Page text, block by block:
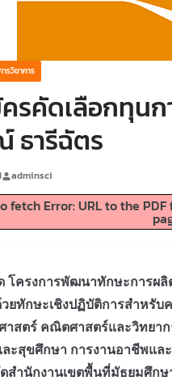
รวิชาการ
รคัดเลือกทุน
ธารีฉัตร
adminsci
fetch Error: URL to the
โครงการพัฒนาทักษะการผลิ
ยทักษะเชิงปฏิบัติการสำหรับ
าสตร์ คณิตศาสตร์และวิทยา
ะสุขศึกษา การงานอาชีพแล
สำนักงานเขตพื้นที่มัธยมศึกษ